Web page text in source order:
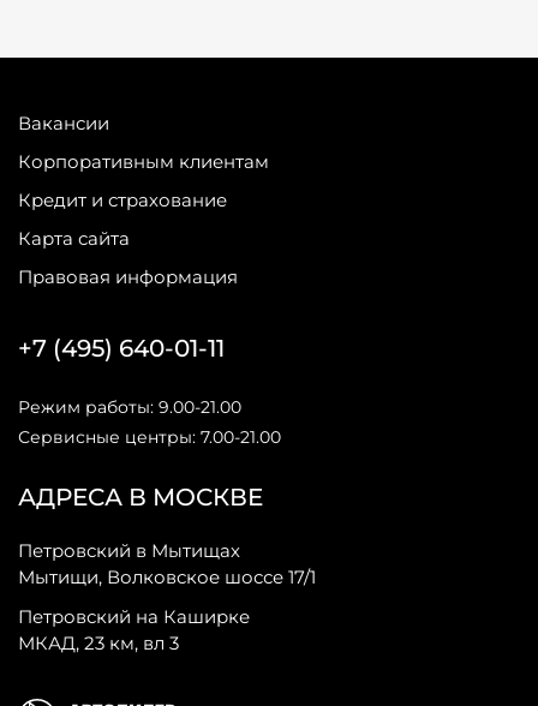
Вакансии
Корпоративным клиентам
Кредит и страхование
Карта сайта
Правовая информация
АДРЕСА В МОСКВЕ
Петровский в Мытищах
Мытищи, Волковское шоссе 17/1
Петровский на Каширке
МКАД, 23 км, вл 3
+7 (495) 640-01-11
Режим работы: 9.00-21.00
Сервисные центры: 7.00-21.00